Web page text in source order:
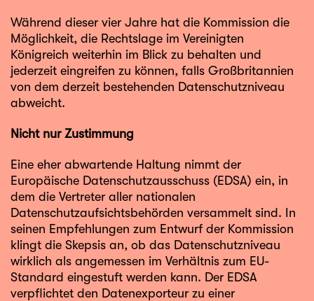
Während dieser vier Jahre hat die Kommission die
Möglichkeit, die Rechtslage im Vereinigten
Königreich weiterhin im Blick zu behalten und
jederzeit eingreifen zu können, falls Großbritannien
von dem derzeit bestehenden Datenschutzniveau
abweicht.
Nicht nur Zustimmung
Eine eher abwartende Haltung nimmt der
Europäische Datenschutzausschuss (EDSA) ein, in
dem die Vertreter aller nationalen
Datenschutzaufsichtsbehörden versammelt sind. In
seinen Empfehlungen zum Entwurf der Kommission
klingt die Skepsis an, ob das Datenschutzniveau
wirklich als angemessen im Verhältnis zum EU-
Standard eingestuft werden kann. Der EDSA
verpflichtet den Datenexporteur zu einer